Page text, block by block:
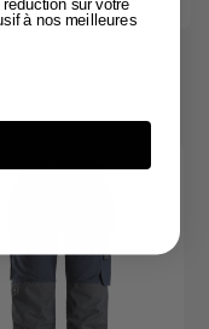
sur votre
à nos meilleures